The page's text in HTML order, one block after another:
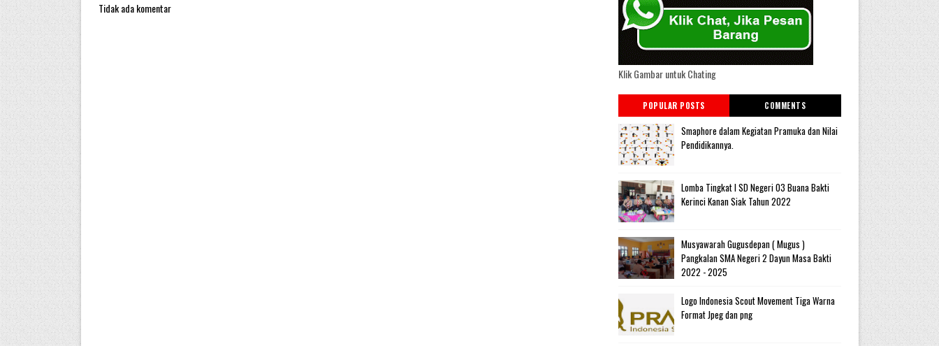
Tidak ada komentar
Klik Gambar untuk Chating
POPULAR POSTS COMMENTS
Smaphore dalam Kegiatan Pramuka dan Nilai
Pendidikannya.
Lomba Tingkat I SD Negeri 03 Buana Bakti
Kerinci Kanan Siak Tahun 2022
Musyawarah Gugusdepan ( Mugus )
Pangkalan SMA Negeri 2 Dayun Masa Bakti
2022 - 2025
Logo Indonesia Scout Movement Tiga Warna
Format Jpeg dan png